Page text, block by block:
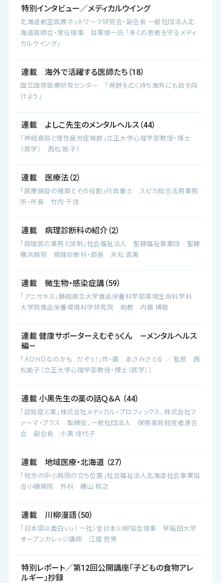
特別インタビュー／メディカルウイング
北海道航空医療ネットワーク研究会・副会長 一般社団法人北
海道医師会・常任理事 目黒順一氏 「多くの患者を守るメディ
カルウイング」
連載 海外で活躍する医師たち（18）
国立国際医療研究センター 「視野を広く持ち海外にも目を向
けよう」
連載 よしこ先生のメンタルヘルス（44）
「神経衰弱と慢性疲労症候群」立正大学心理学部教授・博士
（医学） 西松 能子1
連載 医療法（2）
「医療施設の種類とその役割」行政書士 スピカ総合法務事務
所・所長 竹内 千佳
連載 病理診断科の紹介（2）
「病理医の業務と体制」社会福祉法人 聖隷福祉事業団 聖隷
横浜病院 病理診断科・部長 末松 直美
連載 微生物・感染症講（59）
「アニサキス」静岡県立大学食品栄養科学部環境生命科学科
大学院食品栄養環境科学研究院 助教 内藤 博敬
連載 健康サポーターえむぞぅくん ―メンタルヘルス
編―
「ＡＤＨＤなのかも…だぞぅ！」作・画 あさみさとる ／ 監修 西
松能子〔立正大学心理学部教授・博士（医学）〕
連載 小黒先生の薬の話Ｑ＆Ａ （44）
「認知症と薬」株式会社メディカル・プロフィックス、株式会社フ
ァーマ・プラス 取締役、一般社団法人 保険薬局経営者連合
会 副会長 小黒 佳代子
連載 地域医療・北海道 （27）
「地方の中小病院の立ち位置」社会福祉法人北海道社会事業協
会小樽病院 外科 横山 和之
連載 川柳漫語（50）
「日本語は面白い」（ 一社）全日本川柳協会理事 早稲田大学
オープンカレッジ講師 江畑 哲男
特別レポート／第12回公開講座「子どもの食物アレ
ルギー」抄録